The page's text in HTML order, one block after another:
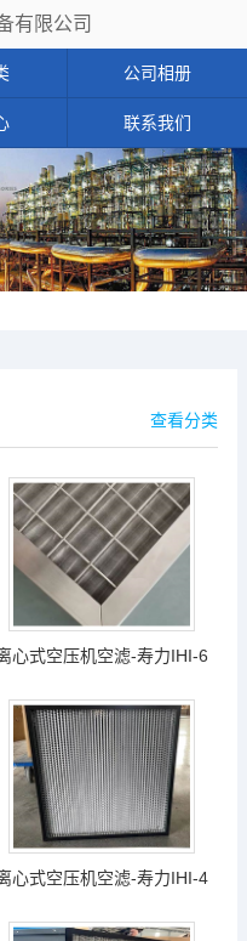
有限公司
公司相册
联系我们
查看分类
心式空压机空滤-寿力IHI-6
心式空压机空滤-寿力IHI-4